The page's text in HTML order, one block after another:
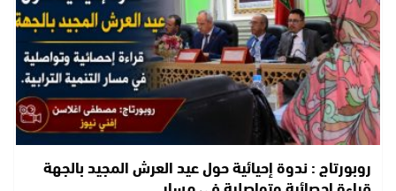
روبورتاج : ندوة إحيائية حول عيد العرش المجيد بالجهة